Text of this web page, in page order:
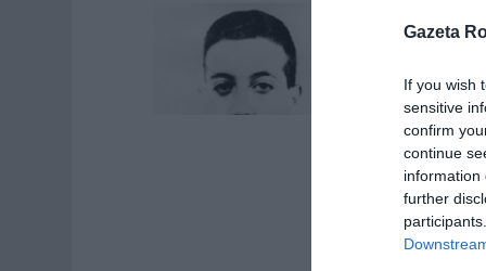
Gazeta
If you wish
sensitive
confirm
continue
information
further